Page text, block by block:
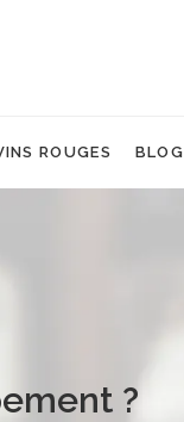
ROUGES BLOG
?